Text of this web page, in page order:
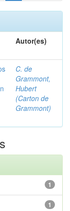
Autor(es)
C. de
Grammont,
Hubert
(Carton de
Grammont)
1
1